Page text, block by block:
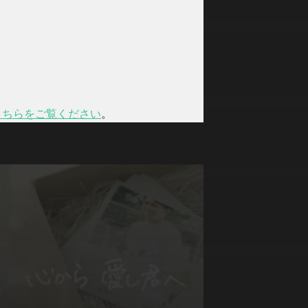
らをご覧ください。